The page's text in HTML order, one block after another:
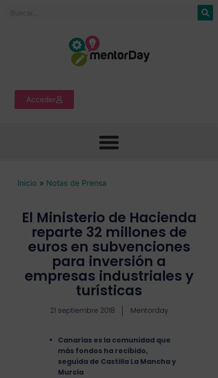
Acceder
Inicio » Notas de Prensa
El Ministerio de Hacienda
reparte 32 millones de
euros en subvenciones
para inversión a
empresas industriales y
turísticas
21 septiembre 2018 Mentorday
Canarias es la comunidad que
más fondos ha recibido,
seguida de Castilla La Mancha y
Murcia